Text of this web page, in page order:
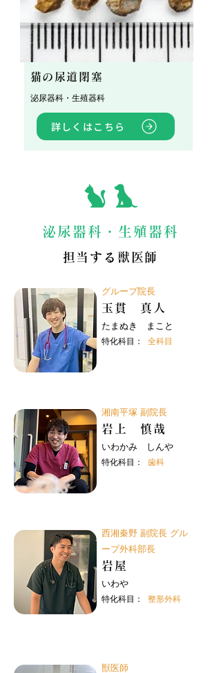
猫の尿道閉塞
泌尿器科・生殖器科
詳しくはこちら
泌尿器科・生殖器科
担当する獣医師
グループ院長
玉貫 真人
たまぬき まこと
特化科目： 全科目
湘南平塚 副院長
岩上 慎哉
いわかみ しんや
特化科目： 歯科
西湘秦野 副院長 グル
ープ外科部長
岩屋
いわや
特化科目： 整形外科
獣医師